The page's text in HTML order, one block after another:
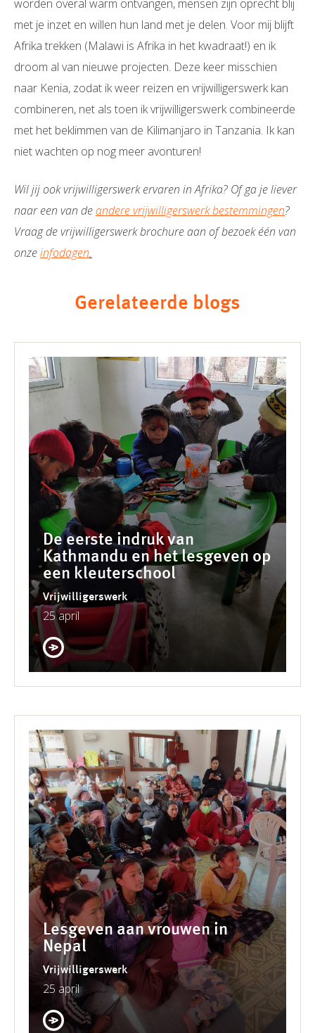
worden overal warm ontvangen, mensen zijn oprecht blij
met je inzet en willen hun land met je delen. Voor mij blijft
Afrika trekken (Malawi is Afrika in het kwadraat!) en ik
droom al van nieuwe projecten. Deze keer misschien
naar Kenia, zodat ik weer reizen en vrijwilligerswerk kan
combineren, net als toen ik vrijwilligerswerk combineerde
met het beklimmen van de Kilimanjaro in Tanzania. Ik kan
niet wachten op nog meer avonturen!
Wil jij ook vrijwilligerswerk ervaren in Afrika? Of ga je liever
naar een van deandere vrijwilligerswerk bestemmingen?
Vraag de vrijwilligerswerk brochure aan of bezoek één van
onzeinfodagen.
Gerelateerde blogs
De eerste indruk van
Kathmandu en het lesgeven op
een kleuterschool
Vrijwilligerswerk
25 april
Lesgeven aan vrouwen in
Nepal
Vrijwilligerswerk
25 april